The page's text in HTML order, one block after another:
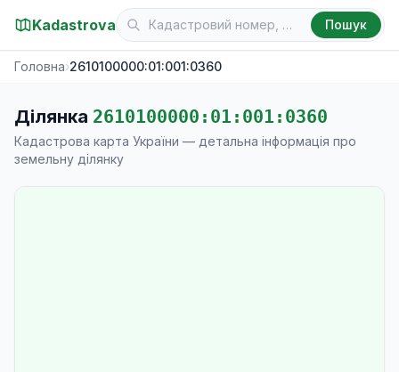
Kadastrova Пошук
Головна›2610100000:01:001:0360
Ділянка 2610100000:01:001:0360
Кадастрова карта України — детальна інформація про
земельну ділянку